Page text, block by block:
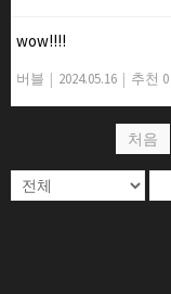
wow!!!!
버블 | 2024.05.16 | 추천 0
처음